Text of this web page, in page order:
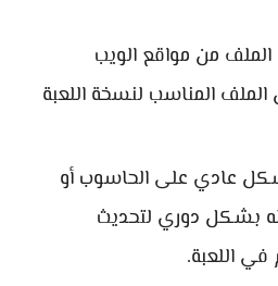
من مواقع الويب
المناسب لنسخة اللعبة
عادي على الحاسوب أو
بشكل دوري لتحديث
في اللعبة.